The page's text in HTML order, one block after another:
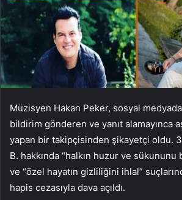
Müzisyen Hakan Peker, sosyal
bildirim gönderen ve yanıt alamayınca
yapan bir takipçisinden şikayetçi oldu.
B. hakkında “halkın huzur ve sükununu
ve “özel hayatın gizliliğini ihlal”
hapis cezasıyla dava açıldı.